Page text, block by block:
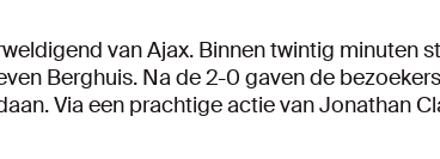
van Ajax. Binnen twintig minuten
Berghuis. Na de 2-0 gaven de
Via een prachtige actie van Jonathan